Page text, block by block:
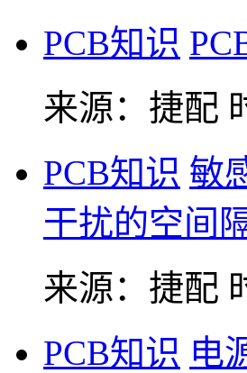
PCB知识
来源：捷配
PCB知识 敏
干扰的空间
来源：捷配
PCB知识 电